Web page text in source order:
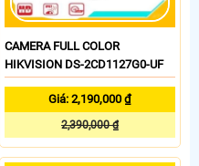
CAMERA FULL COLOR
HIKVISION DS-2CD1127G0-UF
Giá: 2,190,000 ₫
2,390,000 ₫